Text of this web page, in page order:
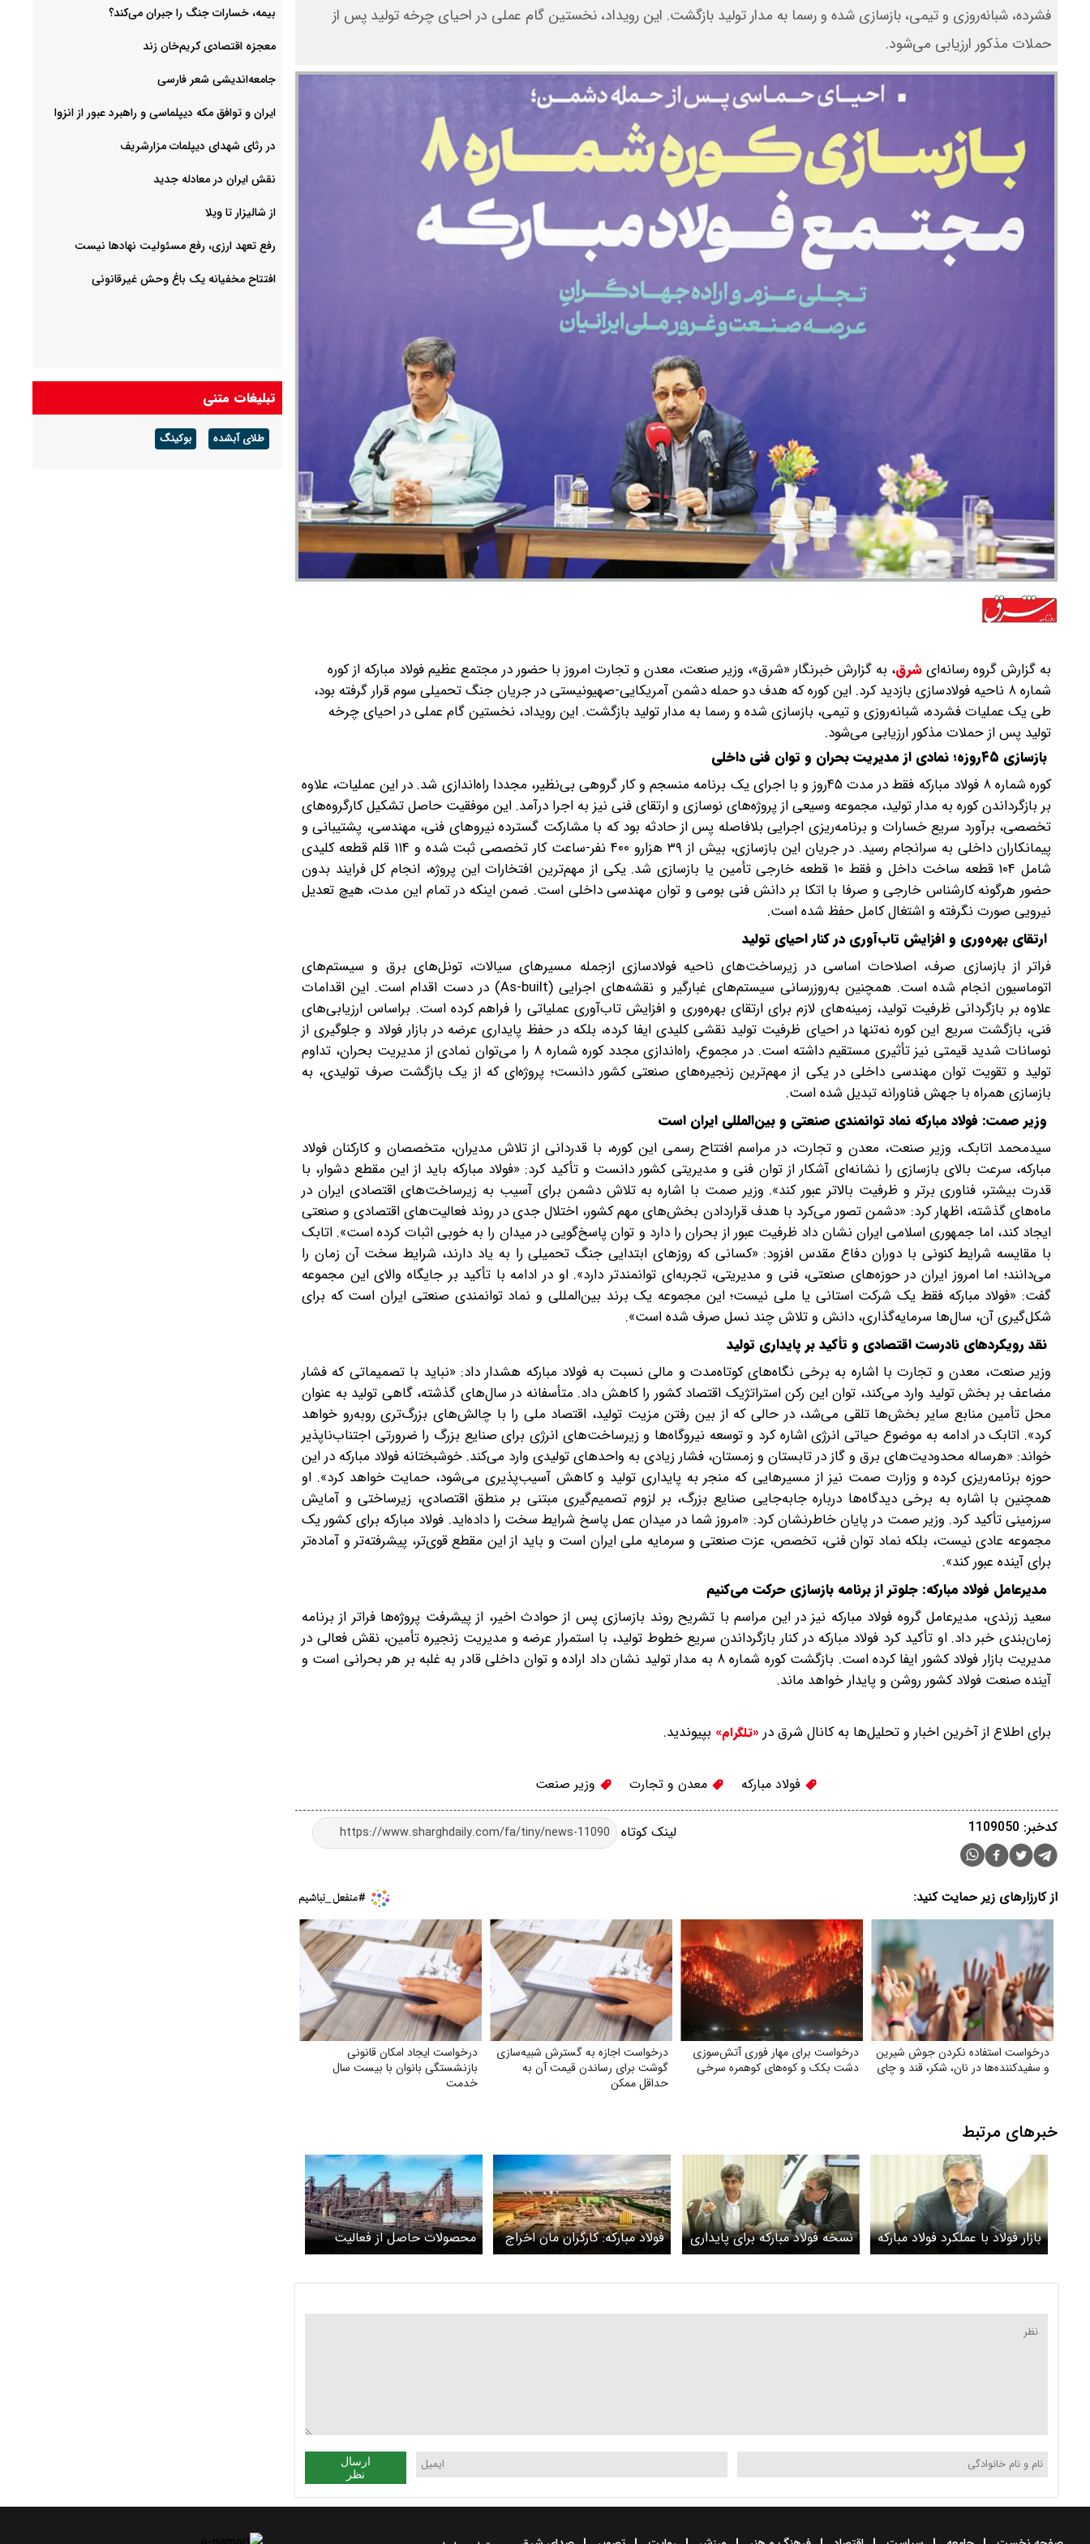
فشرده، شبانه‌روزی و تیمی، بازسازی شده و رسما به مدار تولید بازگشت. این رویداد، نخستین گام عملی در احیای چرخه تولید پس از
حملات مذکور ارزیابی می‌شود.
به گزارش گروه رسانه‌ایشرق، ‌به گزارش خبرنگار «شرق»، وزیر صنعت، معدن و تجارت امروز با حضور در مجتمع عظیم فولاد مبارکه‌ از کوره
شماره ۸ ناحیه فولادسازی بازدید کرد. این کوره که هدف دو حمله دشمن آمریکایی-صهیونیستی در جریان جنگ تحمیلی سوم قرار گرفته بود،
طی یک عملیات فشرده، شبانه‌روزی و تیمی، بازسازی شده و رسما به مدار تولید بازگشت. این رویداد، نخستین گام عملی در احیای چرخه
تولید پس از حملات مذکور ارزیابی می‌شود.
بازسازی ۴۵‌روزه؛ نمادی از مدیریت بحران و توان فنی داخلی
کوره شماره ۸ فولاد مبارکه فقط در مدت ۴۵‌روز و با اجرای یک برنامه منسجم و کار گروهی بی‌نظیر، مجددا راه‌اندازی شد. در این عملیات، علاوه
بر بازگرداندن کوره به مدار تولید، مجموعه وسیعی از پروژه‌های نوسازی و ارتقای فنی نیز به اجرا درآمد. این موفقیت حاصل تشکیل کارگروه‌های
تخصصی، برآورد سریع خسارات و برنامه‌ریزی اجرایی بلافاصله پس از حادثه بود که با مشارکت گسترده نیروهای فنی، مهندسی، پشتیبانی و
پیمانکاران داخلی به سرانجام رسید. در جریان این بازسازی، بیش از ۳۹‌ هزار‌و ۴۰۰ نفر-ساعت کار تخصصی ثبت شده و ۱۱۴ قلم قطعه کلیدی
شامل ۱۰۴ قطعه ساخت داخل و فقط ۱۰ قطعه خارجی تأمین یا بازسازی شد. یکی از مهم‌ترین افتخارات این پروژه، انجام کل فرایند بدون
حضور هرگونه کارشناس خارجی و صرفا با اتکا بر دانش فنی بومی و توان مهندسی داخلی است. ضمن اینکه در تمام این مدت، هیچ تعدیل
نیرویی صورت نگرفته و اشتغال کامل حفظ شده است.
ارتقای بهره‌وری و افزایش تاب‌آوری در کنار احیای تولید
فراتر از بازسازی صرف، اصلاحات اساسی در زیرساخت‌های ناحیه فولادسازی از‌جمله مسیرهای سیالات، تونل‌های برق و سیستم‌های
اتوماسیون انجام شده است. همچنین به‌روزرسانی سیستم‌های غبارگیر و نقشه‌های اجرایی (As-built) در دست اقدام است. این اقدامات
علاوه بر بازگردانی ظرفیت تولید، زمینه‌های لازم برای ارتقای بهره‌وری و افزایش تاب‌آوری عملیاتی را فراهم کرده است. بر‌اساس ارزیابی‌های
فنی، بازگشت سریع این کوره نه‌تنها در احیای ظرفیت تولید نقشی کلیدی ایفا کرده، بلکه در حفظ پایداری عرضه در بازار فولاد و جلوگیری از
نوسانات شدید قیمتی نیز تأثیری مستقیم داشته است. در مجموع، راه‌اندازی مجدد کوره شماره ۸ را می‌توان نمادی از مدیریت بحران، تداوم
تولید و تقویت توان مهندسی داخلی در یکی از مهم‌ترین زنجیره‌های صنعتی کشور دانست؛ پروژه‌ای که از یک بازگشت صرف تولیدی، به
بازسازی همراه با جهش فناورانه تبدیل شده است.
وزیر صمت: فولاد مبارکه نماد توانمندی صنعتی و بین‌المللی ایران است
سیدمحمد اتابک، وزیر صنعت، معدن و تجارت، در مراسم افتتاح رسمی این کوره، با قدردانی از تلاش مدیران، متخصصان و کارکنان فولاد
مبارکه، سرعت بالای بازسازی را نشانه‌ای آشکار از توان فنی و مدیریتی کشور دانست و تأکید کرد: «فولاد مبارکه باید از این مقطع دشوار، با
قدرت بیشتر، فناوری برتر و ظرفیت بالاتر عبور کند». وزیر صمت با اشاره به تلاش دشمن برای آسیب به زیرساخت‌های اقتصادی ایران در
ماه‌های گذشته، اظهار کرد: «دشمن تصور می‌کرد با هدف قرار‌دادن بخش‌های مهم کشور، اختلال جدی در روند فعالیت‌های اقتصادی و صنعتی
ایجاد کند، اما جمهوری اسلامی ایران نشان داد ظرفیت عبور از بحران را دارد و توان پاسخ‌گویی در میدان را به خوبی اثبات کرده است». اتابک
با مقایسه شرایط کنونی با دوران دفاع مقدس افزود: «کسانی که روزهای ابتدایی جنگ تحمیلی را به یاد دارند، شرایط سخت آن زمان را
می‌دانند؛ اما امروز ایران در حوزه‌های صنعتی، فنی و مدیریتی، تجربه‌ای توانمندتر دارد». او در ادامه با تأکید بر جایگاه والای این مجموعه
گفت: «فولاد مبارکه فقط یک شرکت استانی یا ملی نیست؛ این مجموعه یک برند بین‌المللی و نماد توانمندی صنعتی ایران است که برای
شکل‌گیری آن، سال‌ها سرمایه‌گذاری، دانش و تلاش چند نسل صرف شده است».
نقد رویکردهای نادرست اقتصادی و تأکید بر پایداری تولید
وزیر صنعت، معدن و تجارت با اشاره به برخی نگاه‌های کوتاه‌مدت و مالی نسبت به فولاد مبارکه‌ هشدار داد: «نباید با تصمیماتی که فشار
مضاعف بر بخش تولید وارد می‌کند، توان این رکن استراتژیک اقتصاد کشور را کاهش داد. متأسفانه در سال‌های گذشته، گاهی تولید به‌ عنوان
محل تأمین منابع سایر بخش‌ها تلقی می‌شد، در حالی که از بین رفتن مزیت تولید، اقتصاد ملی را با چالش‌های بزرگ‌تری روبه‌رو خواهد
کرد». اتابک در ادامه به موضوع حیاتی انرژی اشاره کرد و توسعه نیروگاه‌ها و زیرساخت‌های انرژی برای صنایع بزرگ را ضرورتی اجتناب‌ناپذیر
خواند: «هر‌ساله محدودیت‌های برق و گاز در تابستان و زمستان، فشار زیادی به واحدهای تولیدی وارد می‌کند. خوشبختانه فولاد مبارکه در این
حوزه برنامه‌ریزی کرده و وزارت صمت نیز از مسیرهایی که منجر به پایداری تولید و کاهش آسیب‌پذیری می‌شود، حمایت خواهد کرد». او
همچنین با اشاره به برخی دیدگاه‌ها درباره جابه‌جایی صنایع بزرگ، بر لزوم تصمیم‌گیری مبتنی بر منطق اقتصادی، زیرساختی و آمایش
سرزمینی تأکید کرد. وزیر صمت در پایان خاطرنشان کرد: «امروز شما در میدان عمل پاسخ شرایط سخت را داده‌اید. فولاد مبارکه برای کشور یک
مجموعه عادی نیست، بلکه نماد توان فنی، تخصص، عزت صنعتی و سرمایه ملی ایران است و باید از این مقطع‌ قوی‌تر، پیشرفته‌تر و آماده‌تر
برای آینده عبور کند».
مدیرعامل فولاد مبارکه: جلوتر از برنامه بازسازی حرکت می‌کنیم
سعید زرندی، مدیرعامل گروه فولاد مبارکه نیز در این مراسم با تشریح روند بازسازی پس از حوادث اخیر، از پیشرفت پروژه‌ها فراتر از برنامه
زمان‌بندی خبر داد. او تأکید کرد فولاد مبارکه در کنار بازگرداندن سریع خطوط تولید، با استمرار عرضه و مدیریت زنجیره تأمین، نقش فعالی در
مدیریت بازار فولاد کشور ایفا کرده است. بازگشت کوره شماره ۸ به مدار تولید نشان داد اراده و توان داخلی‌ قادر به غلبه بر هر بحرانی است و
آینده صنعت فولاد کشور روشن و پایدار خواهد ماند.
برای اطلاع از آخرین اخبار و تحلیل‌ها به کانال شرق در «تلگرام» بپیوندید.
فولاد مبارکه معدن و تجارت وزیر صنعت
لینک کوتاه کدخبر: 1109050
از کارزارهای زیر حمایت کنید:
درخواست استفاده نکردن جوش شیرین
و سفیدکننده‌ها در نان، شکر، قند و چای
درخواست برای مهار فوری آتش‌سوزی
دشت بکک و کوه‌های کوهمره‌ سرخی
درخواست اجازه به گسترش شبیه‌سازی
گوشت برای رساندن قیمت آن به
حداقل ممکن
درخواست ایجاد امکان قانونی
بازنشستگی بانوان با بیست سال
خدمت
خبرهای مرتبط
بازار فولاد با عملکرد فولاد مبارکه
به آرامش رسید
نسخه فولاد مبارکه برای پایداری
تولید صنایع
فولاد مبارکه: کارگران مان اخراج
نشدند
محصولات حاصل از فعالیت
بازرگانی فولادمبارکه در بورس
ارسال
نظر
بیمه، خسارات جنگ را جبران می‌کند؟
معجزه اقتصادی کریم‌خان زند
جامعه‌اندیشی شعر فارسی
ایران و توافق مکه دیپلماسی و راهبرد عبور از انزوا
در رثای شهدای دیپلمات مزارشریف
نقش ایران در معادله جدید
از شالیزار تا ویلا
رفع تعهد ارزی، رفع مسئولیت نهادها نیست
افتتاح مخفیانه یک باغ وحش غیرقانونی
تبلیغات متنی
طلای آبشده بوکینگ